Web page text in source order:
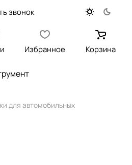
звонок
Избранное Корзина
для автомобильных